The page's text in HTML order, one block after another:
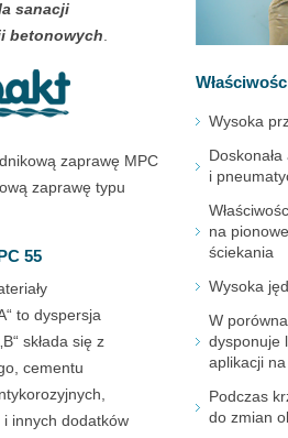
sanacji
betonowych.
zaprawę MPC
zaprawę typu
55
to dyspersja
składa się z
cementu
i innych dodatków
Wysoka
i
na
ściekania
Wysoka
W
dysponuje
aplikacji
Podczas
do zmian